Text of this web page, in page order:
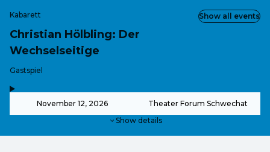
Kabarett
Christian Hölbling: Der
Wechselseitige
-
Gastspiel
November 12, 2026 Theater Forum Schwechat
Show details
Show all events